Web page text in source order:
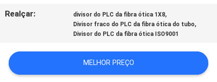
DO
SITE
Realçar: divisor do PLC da fibra ótica 1X8,
Divisor fraco do PLC da fibra ótica do tubo,
Divisor do PLC da fibra ótica ISO9001
MELHOR PREÇO